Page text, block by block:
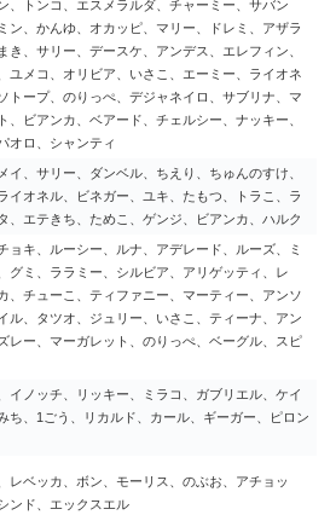
、トンコ、エスメラルダ、チャーミー、サバン
ン、かんゆ、オカッピ、マリー、ドレミ、アザラ
き、サリー、デースケ、アンデス、エレフィン、
ユメコ、オリビア、いさこ、エーミー、ライオネ
トープ、のりっぺ、デジャネイロ、サブリナ、マ
、ビアンカ、ベアード、チェルシー、ナッキー、
オロ、シャンティ
イ、サリー、ダンベル、ちえり、ちゅんのすけ、
イオネル、ビネガー、ユキ、たもつ、トラこ、ラ
、エテきち、ためこ、ゲンジ、ビアンカ、ハルク
ョキ、ルーシー、ルナ、アデレード、ルーズ、ミ
グミ、ララミー、シルビア、アリゲッティ、レ
、チューこ、ティファニー、マーティー、アンソ
ル、タツオ、ジュリー、いさこ、ティーナ、アン
レー、マーガレット、のりっぺ、ベーグル、スピ
イノッチ、リッキー、ミラコ、ガブリエル、ケイ
ち、1ごう、リカルド、カール、ギーガー、ピロン
レベッカ、ボン、モーリス、のぶお、アチョッ
ンド、エックスエル